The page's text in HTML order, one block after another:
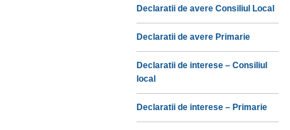
Declaratii de avere Consiliul Local
Declaratii de avere Primarie
Declaratii de interese – Consiliul
local
Declaratii de interese – Primarie